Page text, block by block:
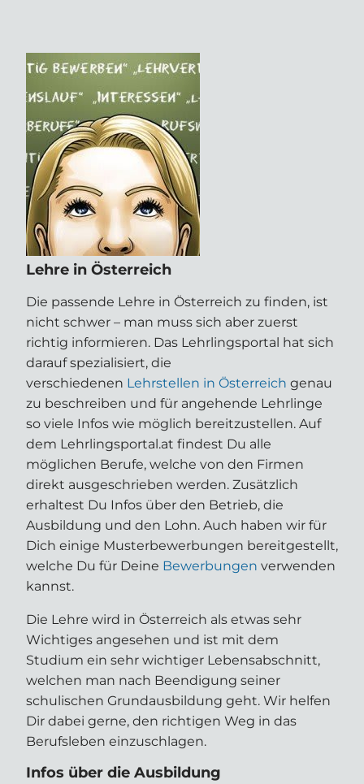
Lehre in Österreich
Die passende Lehre in Österreich zu finden, ist
nicht schwer – man muss sich aber zuerst
richtig informieren. Das Lehrlingsportal hat sich
darauf spezialisiert, die
verschiedenen Lehrstellen in Österreich genau
zu beschreiben und für angehende Lehrlinge
so viele Infos wie möglich bereitzustellen. Auf
dem Lehrlingsportal.at findest Du alle
möglichen Berufe, welche von den Firmen
direkt ausgeschrieben werden. Zusätzlich
erhaltest Du Infos über den Betrieb, die
Ausbildung und den Lohn. Auch haben wir für
Dich einige Musterbewerbungen bereitgestellt,
welche Du für Deine Bewerbungen verwenden
kannst.
Die Lehre wird in Österreich als etwas sehr
Wichtiges angesehen und ist mit dem
Studium ein sehr wichtiger Lebensabschnitt,
welchen man nach Beendigung seiner
schulischen Grundausbildung geht. Wir helfen
Dir dabei gerne, den richtigen Weg in das
Berufsleben einzuschlagen.
Infos über die Ausbildung